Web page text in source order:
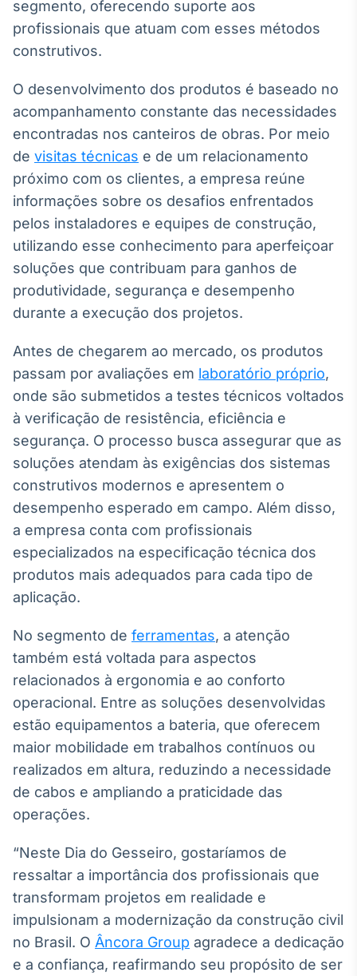
segmento, oferecendo suporte aos
profissionais que atuam com esses métodos
construtivos.
O desenvolvimento dos produtos é baseado no
acompanhamento constante das necessidades
encontradas nos canteiros de obras. Por meio
de visitas técnicas e de um relacionamento
próximo com os clientes, a empresa reúne
informações sobre os desafios enfrentados
pelos instaladores e equipes de construção,
utilizando esse conhecimento para aperfeiçoar
soluções que contribuam para ganhos de
produtividade, segurança e desempenho
durante a execução dos projetos.
Antes de chegarem ao mercado, os produtos
passam por avaliações em laboratório próprio,
onde são submetidos a testes técnicos voltados
à verificação de resistência, eficiência e
segurança. O processo busca assegurar que as
soluções atendam às exigências dos sistemas
construtivos modernos e apresentem o
desempenho esperado em campo. Além disso,
a empresa conta com profissionais
especializados na especificação técnica dos
produtos mais adequados para cada tipo de
aplicação.
No segmento de ferramentas, a atenção
também está voltada para aspectos
relacionados à ergonomia e ao conforto
operacional. Entre as soluções desenvolvidas
estão equipamentos a bateria, que oferecem
maior mobilidade em trabalhos contínuos ou
realizados em altura, reduzindo a necessidade
de cabos e ampliando a praticidade das
operações.
“Neste Dia do Gesseiro, gostaríamos de
ressaltar a importância dos profissionais que
transformam projetos em realidade e
impulsionam a modernização da construção civil
no Brasil. O Âncora Group agradece a dedicação
e a confiança, reafirmando seu propósito de ser